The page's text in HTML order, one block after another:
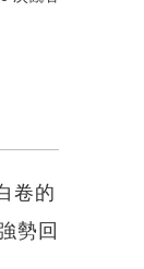
卷的
勢回